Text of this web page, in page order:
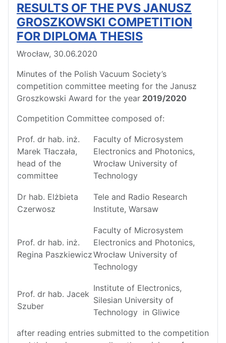
RESULTS OF THE PVS JANUSZ
GROSZKOWSKI COMPETITION
FOR DIPLOMA THESIS
Wrocław, 30.06.2020
Minutes of the Polish Vacuum Society’s
competition committee meeting for the Janusz
Groszkowski Award for the year 2019/2020
Competition Committee composed of:
Prof. dr hab. inż.
Marek Tłaczała,
head of the
committee
Faculty of Microsystem
Electronics and Photonics,
Wrocław University of
Technology
Dr hab. Elżbieta
Czerwosz
Tele and Radio Research
Institute, Warsaw
Prof. dr hab. inż.
Regina Paszkiewicz
Faculty of Microsystem
Electronics and Photonics,
Wrocław University of
Technology
Prof. dr hab. Jacek
Szuber
Institute of Electronics,
Silesian University of
Technology in Gliwice
after reading entries submitted to the competition